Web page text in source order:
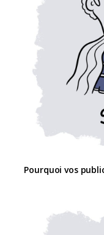
Pourquoi vos